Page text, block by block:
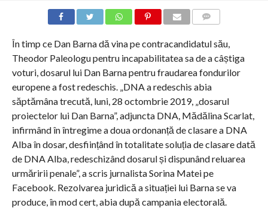
În timp ce Dan Barna dă vina pe contracandidatul său,
Theodor Paleologu pentru incapabilitatea sa de a câștiga
voturi, dosarul lui Dan Barna pentru fraudarea fondurilor
europene a fost redeschis. „DNA a redeschis abia
săptămâna trecută, luni, 28 octombrie 2019, „dosarul
proiectelor lui Dan Barna”, adjuncta DNA, Mădălina Scarlat,
infirmând în întregime a doua ordonanță de clasare a DNA
Alba în dosar, desființând în totalitate soluția de clasare dată
de DNA Alba, redeschizând dosarul și dispunând reluarea
urmăririi penale”, a scris jurnalista Sorina Matei pe
Facebook. Rezolvarea juridică a situației lui Barna se va
produce, în mod cert, abia după campania electorală.